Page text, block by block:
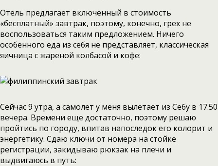
Отель предлагает включенный в стоимость
«бесплатный» завтрак, поэтому, конечно, грех не
воспользоваться таким предложением. Ничего
особенного еда из себя не представляет, классическая
яичница с жареной колбасой и кофе:
Сейчас 9 утра, а самолет у меня вылетает из Себу в 17.50
вечера. Времени еще достаточно, поэтому решаю
пройтись по городу, впитав напоследок его колорит и
энергетику. Сдаю ключи от номера на стойке
регистрации, закидываю рюкзак на плечи и
выдвигаюсь в путь: